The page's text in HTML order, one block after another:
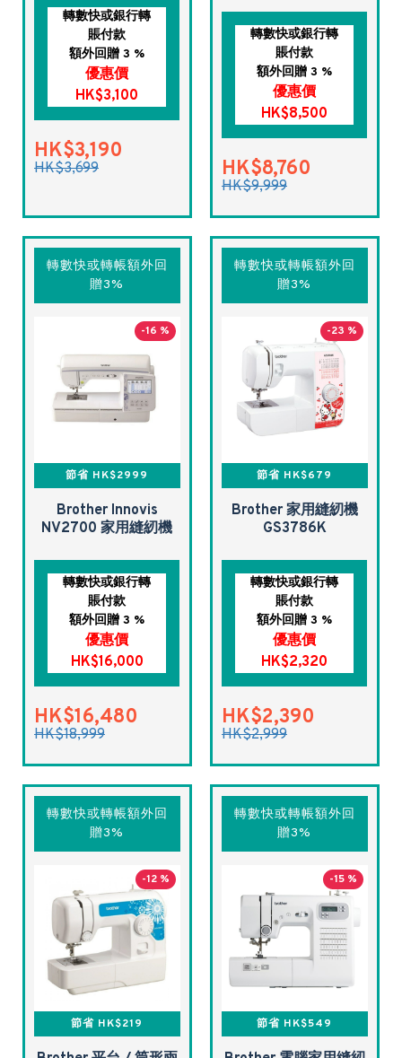
轉數快或銀行轉
賬付款
額外回贈 3 %
優惠價
HK$3,100
HK$3,190
HK$3,699
轉數快或銀行轉
賬付款
額外回贈 3 %
優惠價
HK$8,500
HK$8,760
HK$9,999
轉數快或轉帳額外回
贈3%
-16 %
節省 HK$2999
Brother Innovis
NV2700 家用縫紉機
轉數快或銀行轉
賬付款
額外回贈 3 %
優惠價
HK$16,000
HK$16,480
HK$18,999
轉數快或轉帳額外回
贈3%
-23 %
節省 HK$679
Brother 家用縫紉機
GS3786K
轉數快或銀行轉
賬付款
額外回贈 3 %
優惠價
HK$2,320
HK$2,390
HK$2,999
轉數快或轉帳額外回
贈3%
-12 %
節省 HK$219
轉數快或轉帳額外回
贈3%
-15 %
節省 HK$549